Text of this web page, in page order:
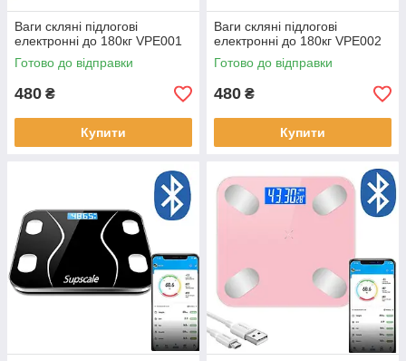
Ваги скляні підлогові
електронні до 180кг VPE001
Готово до відправки
480 ₴
Купити
Ваги скляні підлогові
електронні до 180кг VPE002
Готово до відправки
480 ₴
Купити